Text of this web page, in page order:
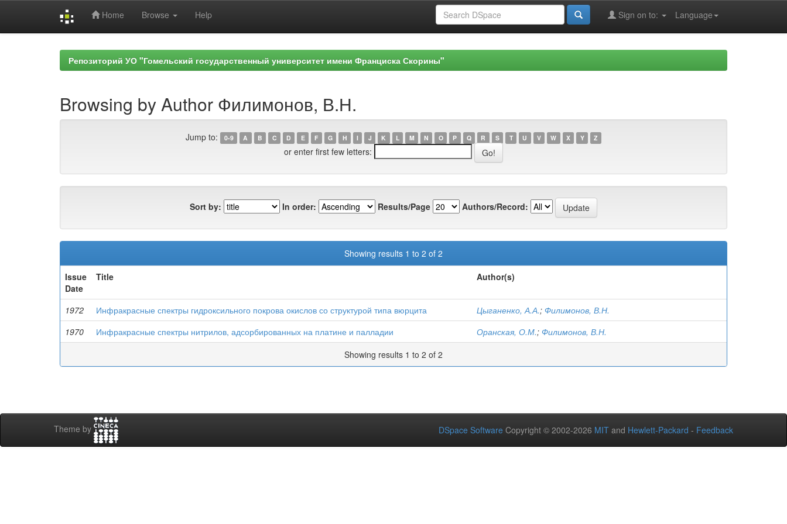
Home Browse Help Language
Sign on to:
Репозиторий УО "Гомельский государственный университет имени Франциска Скорины"
Browsing by Author Филимонов, В.Н.
Jump to: 0-9 A B C D E F G H I J K L M N O P Q R S T U V W X Y Z
or enter first few letters:
Sort by: In order: Results/Page Authors/Record:
Showing results 1 to 2 of 2
Issue
Date
Title Author(s)
1972 Инфракрасные спектры гидроксильного покрова окислов со структурой типа вюрцита Цыганенко, А.А.; Филимонов, В.Н.
1970
Инфракрасные спектры нитрилов, адсорбированных на платине и палладии Оранская, О.М.; Филимонов, В.Н.
Showing results 1 to 2 of 2
Theme by DSpace Software Copyright © 2002-2026 MIT and Hewlett-Packard - Feedback